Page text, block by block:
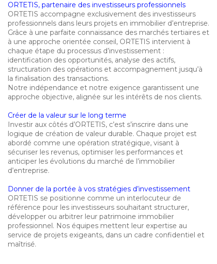
ORTETIS, partenaire des investisseurs professionnels
ORTETIS accompagne exclusivement des investisseurs
professionnels dans leurs projets en immobilier d’entreprise.
Grâce à une parfaite connaissance des marchés tertiaires et
à une approche orientée conseil, ORTETIS intervient à
chaque étape du processus d’investissement :
identification des opportunités, analyse des actifs,
structuration des opérations et accompagnement jusqu’à
la finalisation des transactions.
Notre indépendance et notre exigence garantissent une
approche objective, alignée sur les intérêts de nos clients.
Créer de la valeur sur le long terme
Investir aux côtés d’ORTETIS, c’est s’inscrire dans une
logique de création de valeur durable. Chaque projet est
abordé comme une opération stratégique, visant à
sécuriser les revenus, optimiser les performances et
anticiper les évolutions du marché de l’immobilier
d’entreprise.
Donner de la portée à vos stratégies d’investissement
ORTETIS se positionne comme un interlocuteur de
référence pour les investisseurs souhaitant structurer,
développer ou arbitrer leur patrimoine immobilier
professionnel. Nos équipes mettent leur expertise au
service de projets exigeants, dans un cadre confidentiel et
maîtrisé.